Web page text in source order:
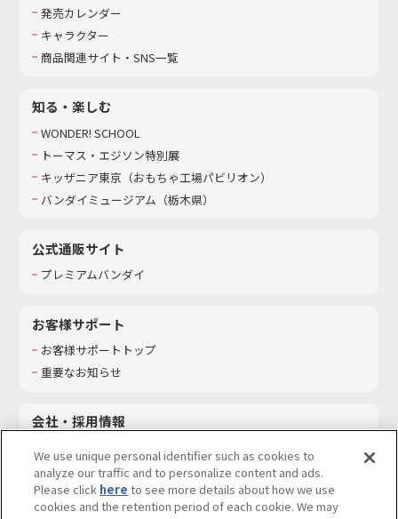
発売カレンダー
キャラクター
商品関連サイト・SNS一覧
知る・楽しむ
WONDER! SCHOOL
トーマス・エジソン特別展
キッザニア東京（おもちゃ工場パビリオン）​
バンダイミュージアム（栃木県）
公式通販サイト
プレミアムバンダイ
お客様サポート
お客様サポートトップ
重要なお知らせ
会社・採用情報
採用情報
サステナビリティ
お問い合わせ
We use unique personal identifier such as cookies to
analyze our traffic and to personalize content and ads.
Please click here to see more details about how we use
cookies and the retention period of each cookie. We may